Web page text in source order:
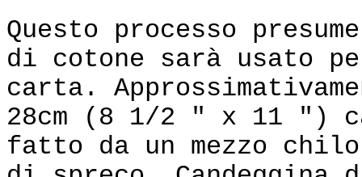
Questo processo
di cotone sarà usato
carta.
28cm (8 1/2 " x 11 ")
fatto da un mezzo